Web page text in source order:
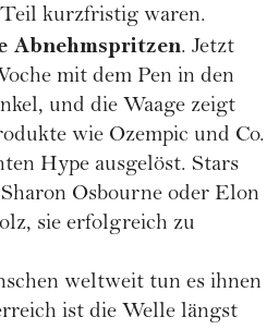
kurzfristig waren.
Abnehmspritzen. Jetzt
mit dem Pen in den
und die Waage zeigt
wie Ozempic und Co.
Hype ausgelöst. Stars
Osbourne oder Elon
sie erfolgreich zu
weltweit tun es ihnen
ist die Welle längst